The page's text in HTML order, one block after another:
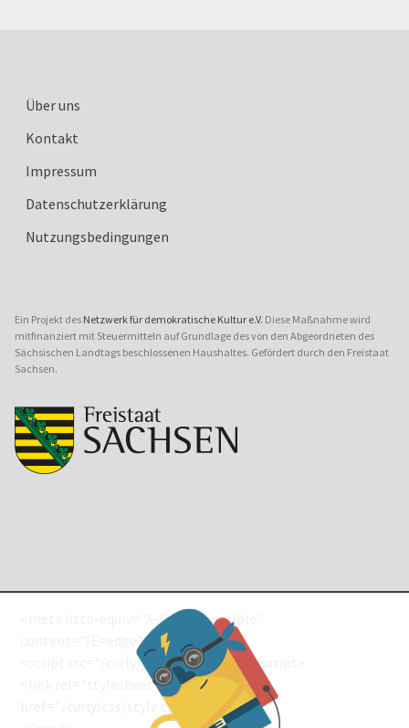
Über uns
Kontakt
Impressum
Datenschutzerklärung
Nutzungsbedingungen
Ein Projekt des Netzwerk für demokratische Kultur e.V. Diese Maßnahme wird
mitfinanziert mit Steuermitteln auf Grundlage des von den Abgeordneten des
Sächsischen Landtags beschlossenen Haushaltes. Gefördert durch den Freistaat
Sachsen.
<meta http-equiv="X-UA-Compatible"
content="IE=edge"> <!--[if IE]>
<script src="/curly/js/html5shiv.js"></script>
<link rel="stylesheet" type="text/css"
href="/curly/css/style.css" />